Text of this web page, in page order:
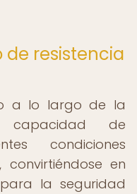
de resistencia
a lo largo de la
capacidad de
condiciones
en
la seguridad